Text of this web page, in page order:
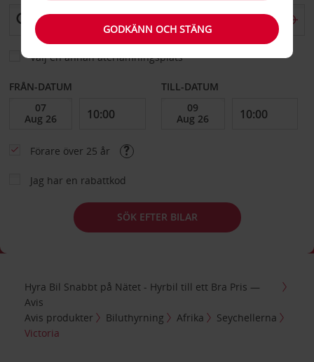
Välj en annan återlämningsplats
FRÅN-DATUM TILL-DATUM
Förare över 25 år
Jag har en rabattkod
SÖK EFTER BILAR
Hyra Bil Snabbt på Nätet - Hyrbil till ett Bra Pris —
Avis
Avis produkter
Biluthyrning Afrika
Seychellerna
Victoria
GODKÄNN OCH STÄNG